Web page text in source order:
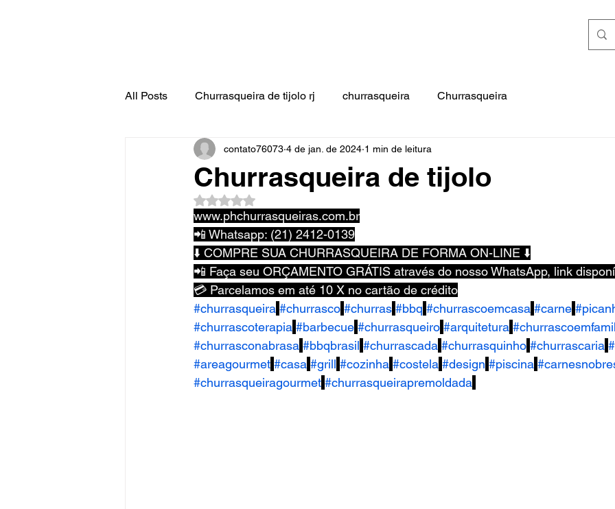
All Posts Churrasqueira de tijolo rj churrasqueira Churrasqueira
Churrasqueira de tijolo
contato76073 4 de jan. de 2024 1 min de leitura
Avaliado com NaN de 5 estrelas.
www.phchurrasqueiras.com.br
📲 Whatsapp: (21) 2412-0139
⬇️ COMPRE SUA CHURRASQUEIRA DE FORMA ON-LINE ⬇️
📲 Faça seu ORÇAMENTO GRÁTIS através do nosso WhatsApp, link
💳 Parcelamos em até 10 X no cartão de crédito
#churrasqueira #churrasco #churras #bbq #churrascoemcasa #carne
#churrascoterapia #barbecue #churrasqueiro #arquitetura
#churrasconabrasa #bbqbrasil #churrascada #churrasquinho #churrascaria
#areagourmet #casa #grill #cozinha #costela #design #piscina
#churrasqueiragourmet #churrasqueirapremoldada